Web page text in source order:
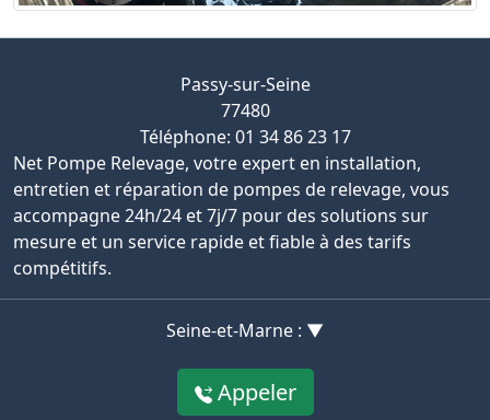
Passy-sur-Seine
77480
Téléphone: 01 34 86 23 17
Net Pompe Relevage, votre expert en installation,
entretien et réparation de pompes de relevage, vous
accompagne 24h/24 et 7j/7 pour des solutions sur
mesure et un service rapide et fiable à des tarifs
compétitifs.
Seine-et-Marne : ▼
Appeler